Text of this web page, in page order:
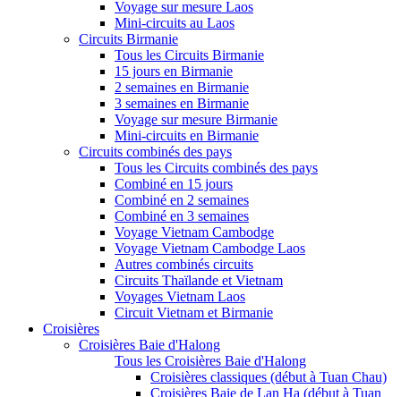
Voyage sur mesure Laos
Mini-circuits au Laos
Circuits Birmanie
Tous les Circuits Birmanie
15 jours en Birmanie
2 semaines en Birmanie
3 semaines en Birmanie
Voyage sur mesure Birmanie
Mini-circuits en Birmanie
Circuits combinés des pays
Tous les Circuits combinés des pays
Combiné en 15 jours
Combiné en 2 semaines
Combiné en 3 semaines
Voyage Vietnam Cambodge
Voyage Vietnam Cambodge Laos
Autres combinés circuits
Circuits Thaïlande et Vietnam
Voyages Vietnam Laos
Circuit Vietnam et Birmanie
Croisières
Croisières Baie d'Halong
Tous les Croisières Baie d'Halong
Croisières classiques (début à Tuan Chau)
Croisières Baie de Lan Ha (début à Tuan